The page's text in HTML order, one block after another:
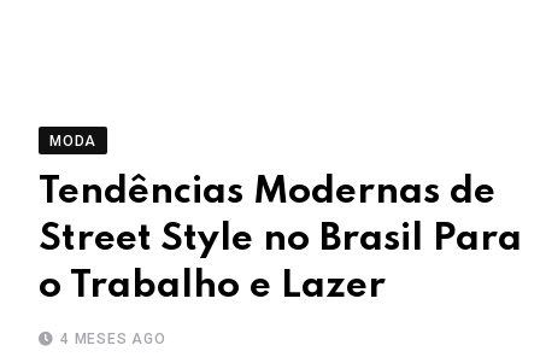
MODA
Tendências Modernas de
Street Style no Brasil Para
o Trabalho e Lazer
4 MESES AGO